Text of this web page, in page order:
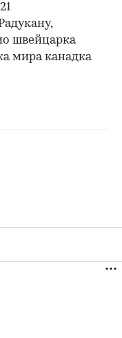
швейцарка
мира канадка